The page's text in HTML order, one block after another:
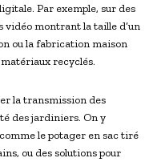
Par exemple, sur des
vidéo montrant la taille d’un
ou la fabrication maison
recyclés.
la transmission des
des jardiniers. On y
le potager en sac tiré
ou des solutions pour